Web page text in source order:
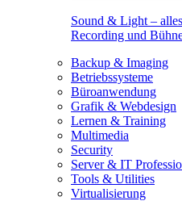
Sound & Light –
Recording und
Backup & Imaging
Betriebssysteme
Büroanwendung
Grafik & Webdesign
Lernen & Training
Multimedia
Security
Server & IT
Tools & Utilities
Virtualisierung